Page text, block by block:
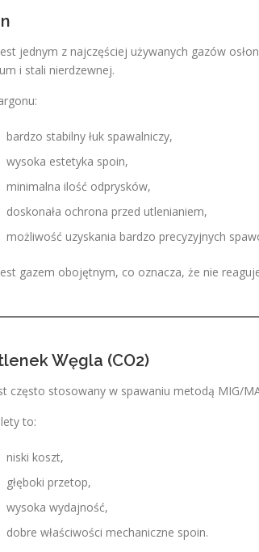
jednym z najczęściej używanych gazów
i stali nierdzewnej.
bardzo stabilny łuk spawalniczy,
wysoka estetyka spoin,
minimalna ilość odprysków,
doskonała ochrona przed utlenianiem,
możliwość uzyskania bardzo precyzyjnych
gazem obojętnym, co oznacza, że nie
Węgla (CO2)
często stosowany w spawaniu metodą MIG/
to:
niski koszt,
głęboki przetop,
wysoka wydajność,
dobre właściwości mechaniczne spoin.